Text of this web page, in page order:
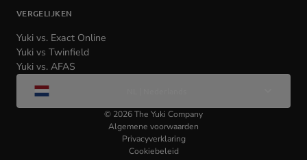
VERGELIJKEN
Yuki vs. Exact Online
Yuki vs Twinfield
Yuki vs. AFAS
© 2026The Yuki Company
Algemene voorwaarden
Privacyverklaring
Cookiebeleid